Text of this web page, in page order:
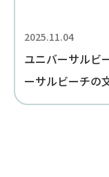
2025.11.04
ユニバーサルビ
ーサルビーチの